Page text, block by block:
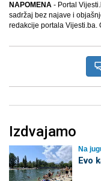
NAPOMENA - Portal
sadržaj bez najave i
redakcije portala Vijesti.ba.
Izdvajamo
Na
Evo